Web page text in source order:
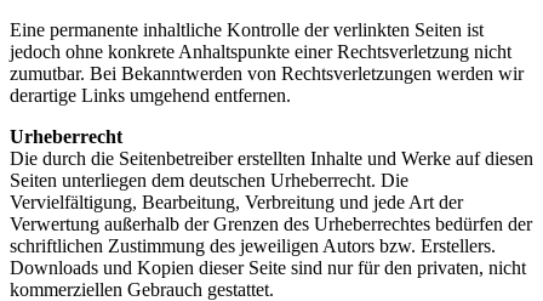
Eine permanente inhaltliche Kontrolle der verlinkten Seiten ist
jedoch ohne konkrete Anhaltspunkte einer Rechtsverletzung nicht
zumutbar. Bei Bekanntwerden von Rechtsverletzungen werden wir
derartige Links umgehend entfernen.
Urheberrecht
Die durch die Seitenbetreiber erstellten Inhalte und Werke auf diesen
Seiten unterliegen dem deutschen Urheberrecht. Die
Vervielfältigung, Bearbeitung, Verbreitung und jede Art der
Verwertung außerhalb der Grenzen des Urheberrechtes bedürfen der
schriftlichen Zustimmung des jeweiligen Autors bzw. Erstellers.
Downloads und Kopien dieser Seite sind nur für den privaten, nicht
kommerziellen Gebrauch gestattet.